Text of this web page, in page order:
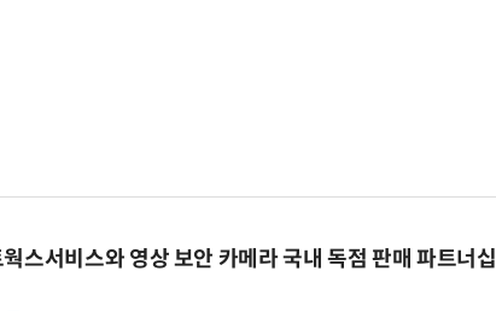
스서비스와 영상 보안 카메라 국내 독점 판매 파트너십